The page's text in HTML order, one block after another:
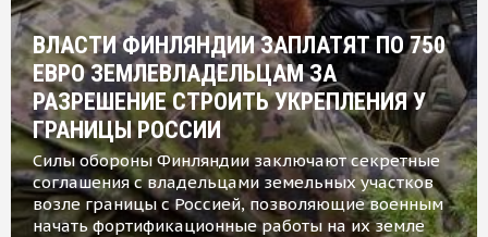
ВЛАСТИ ФИНЛЯНДИИ ЗАПЛАТЯТ ПО 750
ЕВРО ЗЕМЛЕВЛАДЕЛЬЦАМ ЗА
РАЗРЕШЕНИЕ СТРОИТЬ УКРЕПЛЕНИЯ У
ГРАНИЦЫ РОССИИ
Силы обороны Финляндии заключают секретные
соглашения с владельцами земельных участков
возле границы с Россией, позволяющие военным
начать фортификационные работы на их земле